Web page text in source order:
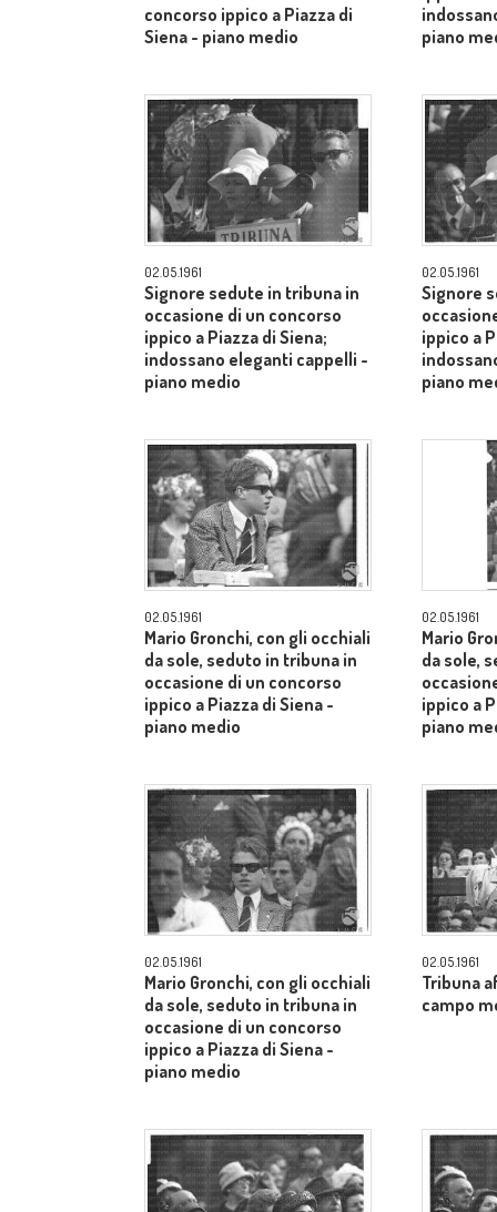
concorso ippico a Piazza di
Siena - piano medio
piano
02.05.1961
Signore sedute in tribuna in
occasione di un concorso
ippico a Piazza di Siena;
indossano eleganti cappelli -
piano medio
02.05.1961
Signore
ippico a
piano
02.05.1961
Mario Gronchi, con gli occhiali
da sole, seduto in tribuna in
occasione di un concorso
ippico a Piazza di Siena -
piano medio
02.05.1961
Mario
da sole,
ippico a
piano
02.05.1961
Mario Gronchi, con gli occhiali
da sole, seduto in tribuna in
occasione di un concorso
ippico a Piazza di Siena -
piano medio
02.05.1961
Tribuna
campo